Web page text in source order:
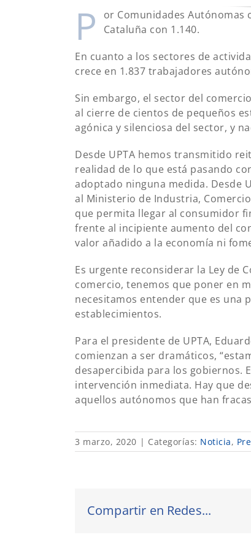
P
or Comunidades Autónomas
Cataluña con 1.140.
En cuanto a los sectores de
crece en 1.837 trabajadores
Sin embargo, el sector del
al cierre de cientos de pequeños
agónica y silenciosa del sector, y
Desde UPTA hemos transmitido
realidad de lo que está pasando
adoptado ninguna medida. Desde
al Ministerio de Industria,
que permita llegar al consumidor
frente al incipiente aumento del
valor añadido a la economía ni
Es urgente reconsiderar la Ley de
comercio, tenemos que poner en
necesitamos entender que es una
establecimientos.
Para el presidente de UPTA,
comienzan a ser dramáticos,
desapercibida para los gobiernos.
intervención inmediata. Hay que
aquellos autónomos que han
3 marzo, 2020 | Categorías: Noticia,
Compartir en Redes...